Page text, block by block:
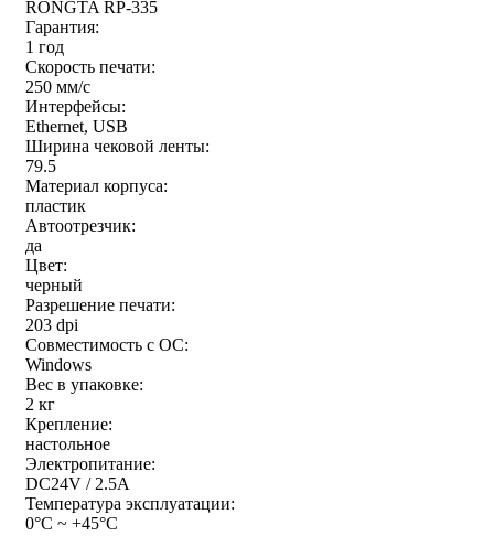
RONGTA RP-335
Гарантия:
1 год
Скорость печати:
250 мм/c
Интерфейсы:
Ethernet, USB
Ширина чековой ленты:
79.5
Материал корпуса:
пластик
Автоотрезчик:
да
Цвет:
черный
Разрешение печати:
203 dpi
Совместимость с ОС:
Windows
Вес в упаковке:
2 кг
Крепление:
настольное
Электропитание:
DC24V / 2.5A
Температура эксплуатации:
0°C ~ +45°C